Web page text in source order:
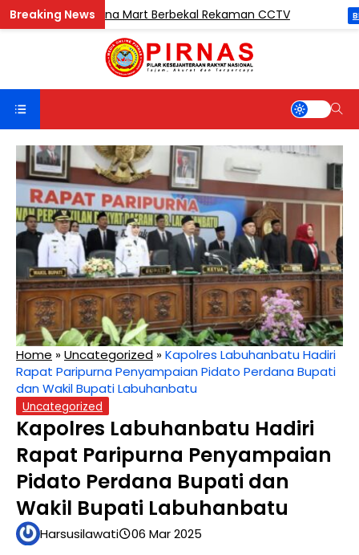
di Madina Mart Berbekal Rekaman CCTV
Home »Uncategorized »Kapolres Labuhanbatu Hadiri
Rapat Paripurna Penyampaian Pidato Perdana Bupati
dan Wakil Bupati Labuhanbatu
Uncategorized
Kapolres Labuhanbatu Hadiri
Rapat Paripurna Penyampaian
Pidato Perdana Bupati dan
Wakil Bupati Labuhanbatu
Harsusilawati
06 Mar 2025